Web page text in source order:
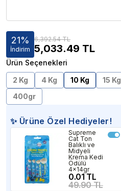
21%
İndirim
6,392.54 TL
5,033.49 TL
Ürün Seçenekleri
2 Kg
4 Kg 10 Kg 15 Kg
400gr
✨ Ürüne Özel Hediyeler!
Supreme
Cat Ton
Balıklı ve
Midyeli
Krema Kedi
Ödülü
4x14gr
0.01 TL
49.90 TL